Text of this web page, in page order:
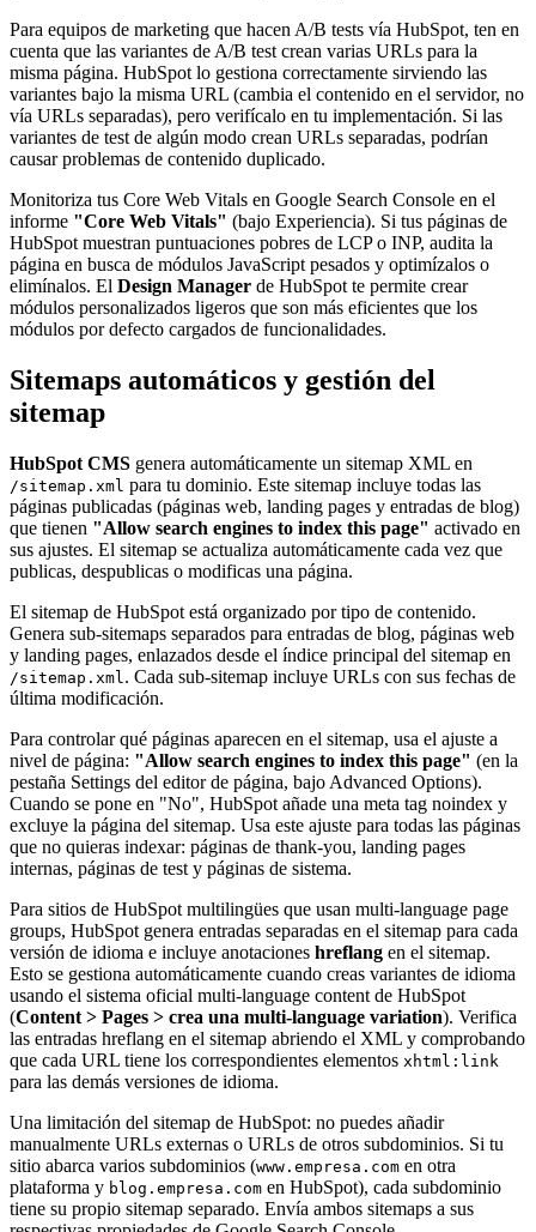
Para equipos de marketing que hacen A/B tests vía HubSpot, ten en
cuenta que las variantes de A/B test crean varias URLs para la
misma página. HubSpot lo gestiona correctamente sirviendo las
variantes bajo la misma URL (cambia el contenido en el servidor, no
vía URLs separadas), pero verifícalo en tu implementación. Si las
variantes de test de algún modo crean URLs separadas, podrían
causar problemas de contenido duplicado.
Monitoriza tus Core Web Vitals en Google Search Console en el
informe "Core Web Vitals" (bajo Experiencia). Si tus páginas de
HubSpot muestran puntuaciones pobres de LCP o INP, audita la
página en busca de módulos JavaScript pesados y optimízalos o
elimínalos. El Design Manager de HubSpot te permite crear
módulos personalizados ligeros que son más eficientes que los
módulos por defecto cargados de funcionalidades.
Sitemaps automáticos y gestión del
sitemap
HubSpot CMS genera automáticamente un sitemap XML en
/sitemap.xml para tu dominio. Este sitemap incluye todas las
páginas publicadas (páginas web, landing pages y entradas de blog)
que tienen "Allow search engines to index this page" activado en
sus ajustes. El sitemap se actualiza automáticamente cada vez que
publicas, despublicas o modificas una página.
El sitemap de HubSpot está organizado por tipo de contenido.
Genera sub-sitemaps separados para entradas de blog, páginas web
y landing pages, enlazados desde el índice principal del sitemap en
/sitemap.xml . Cada sub-sitemap incluye URLs con sus fechas de
última modificación.
Para controlar qué páginas aparecen en el sitemap, usa el ajuste a
nivel de página: "Allow search engines to index this page" (en la
pestaña Settings del editor de página, bajo Advanced Options).
Cuando se pone en "No", HubSpot añade una meta tag noindex y
excluye la página del sitemap. Usa este ajuste para todas las páginas
que no quieras indexar: páginas de thank-you, landing pages
internas, páginas de test y páginas de sistema.
Para sitios de HubSpot multilingües que usan multi-language page
groups, HubSpot genera entradas separadas en el sitemap para cada
versión de idioma e incluye anotaciones hreflang en el sitemap.
Esto se gestiona automáticamente cuando creas variantes de idioma
usando el sistema oficial multi-language content de HubSpot
(Content > Pages > crea una multi-language variation). Verifica
las entradas hreflang en el sitemap abriendo el XML y comprobando
que cada URL tiene los correspondientes elementos xhtml:link
para las demás versiones de idioma.
Una limitación del sitemap de HubSpot: no puedes añadir
manualmente URLs externas o URLs de otros subdominios. Si tu
sitio abarca varios subdominios (www.empresa.com en otra
plataforma y blog.empresa.com en HubSpot), cada subdominio
tiene su propio sitemap separado. Envía ambos sitemaps a sus